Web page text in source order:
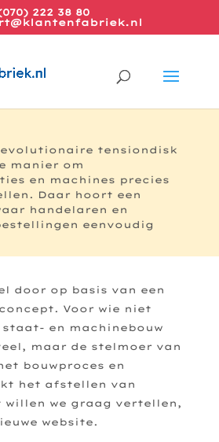
222 38 80
tensiondisk
manier om
en machines precies
Daar hoort een
handelaren en
eenvoudig
door op basis van een
Voor wie niet
en machinebouw
maar de stelmoer van
bouwproces en
het afstellen van
willen we graag vertellen,
website.